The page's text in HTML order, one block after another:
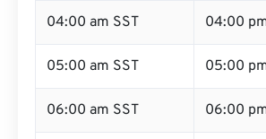
04:00 am SST 04:00
05:00 am SST 05:00
06:00 am SST 06:00